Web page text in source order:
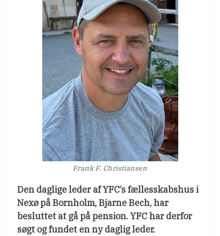
Frank F. Christiansen
Den daglige leder af YFC’s fællesskabshus i
Nexø på Bornholm, Bjarne Bech, har
besluttet at gå på pension. YFC har derfor
søgt og fundet en ny daglig leder.